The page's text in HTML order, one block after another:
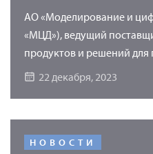
АО «Моделирование и
«МЦД»), ведущий
продуктов и решений для
исследовательских и
22 декабря, 2023
НОВОСТИ